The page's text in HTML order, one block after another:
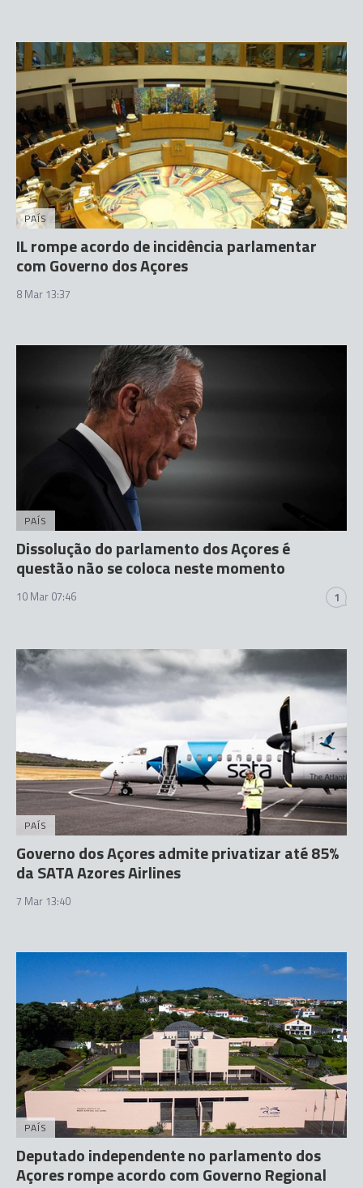
PAÍS
IL rompe acordo de incidência parlamentar
com Governo dos Açores
8 Mar 13:37
PAÍS
Dissolução do parlamento dos Açores é
questão não se coloca neste momento
10 Mar 07:46 1
PAÍS
Governo dos Açores admite privatizar até 85%
da SATA Azores Airlines
7 Mar 13:40
PAÍS
Deputado independente no parlamento dos
Açores rompe acordo com Governo Regional